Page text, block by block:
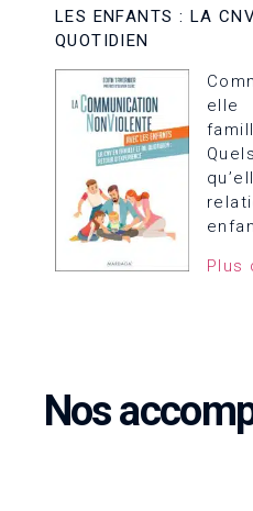
LES ENFANTS : LA
QUOTIDIEN
Com
Plus
Nos